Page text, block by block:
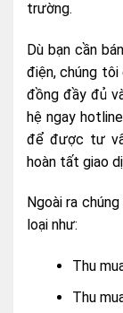
trường.
Dù bạn cần
điện, chúng
đồng đầy đủ
hệ ngay
để được tư
hoàn tất giao
Ngoài ra
loại như:
Thu
Thu